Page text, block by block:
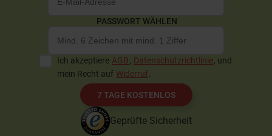
PASSWORT WÄHLEN
Ich akzeptiere AGB, Datenschutzrichtlinie, und
mein Recht auf Widerruf.
7 TAGE KOSTENLOS
Geprüfte Sicherheit